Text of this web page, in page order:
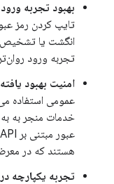
بهبود تجربه
تایپ کردن رمز
انگشت یا تشخیص
تجربه ورود
امنیت بهبود یافته
عمومی استفاده
خدمات منجر به
هستند که در
تجربه یکپارچه